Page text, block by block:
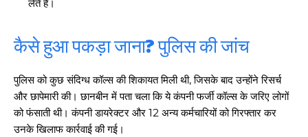
लेते हैं।
कैसे हुआ पकड़ा जाना? पुलिस की जांच
पुलिस को कुछ संदिग्ध कॉल्स की शिकायत मिली थी, जिसके बाद उन्होंने रिसर्च
और छापेमारी की। छानबीन में पता चला कि ये कंपनी फर्जी कॉल्स के जरिए लोगों
को फंसाती थी। कंपनी डायरेक्टर और 12 अन्य कर्मचारियों को गिरफ्तार कर
उनके खिलाफ कार्रवाई की गई।